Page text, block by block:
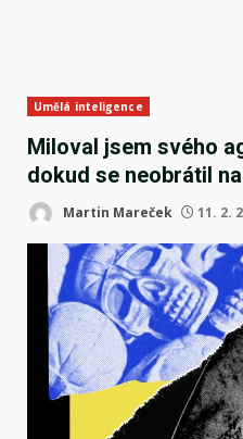
Umělá inteligence
Miloval jsem svého
dokud se neobrátil
Martin Mareček 11. 2.